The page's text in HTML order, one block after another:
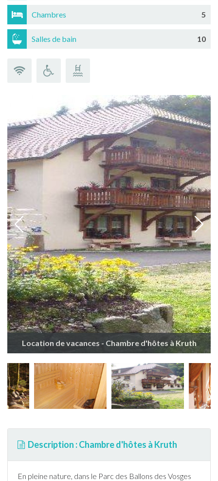
Chambres 5
Salles de bain 10
Location de vacances - Chambre d'hôtes à Kruth
Description : Chambre d'hôtes à Kruth
En pleine nature, dans le Parc des Ballons des Vosges